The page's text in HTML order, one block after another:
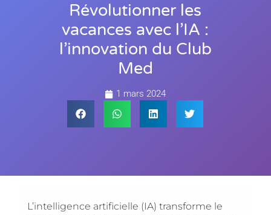
Révolutionner les
vacances avec l’IA :
l’innovation du Club
Med
1 mars 2024
L’intelligence artificielle (IA) transforme le